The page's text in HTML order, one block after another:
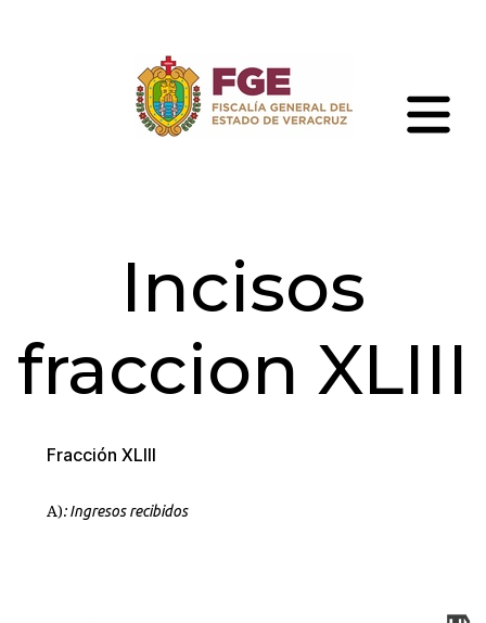
Veracruz
Incisos
fraccion XLIII
Fracción XLIII
A): Ingresos recibidos